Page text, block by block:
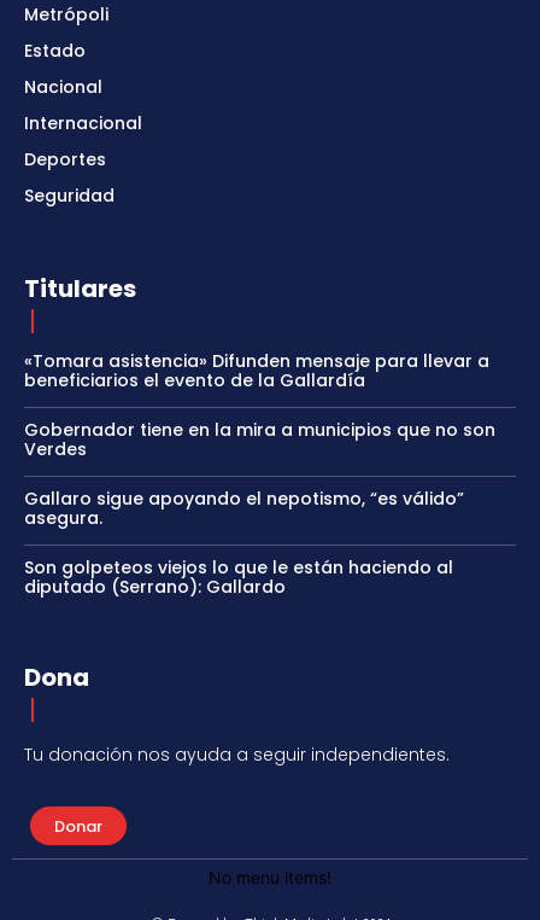
Metrópoli
Estado
Nacional
Internacional
Deportes
Seguridad
Titulares
«Tomara asistencia» Difunden mensaje para llevar a
beneficiarios el evento de la Gallardía
Gobernador tiene en la mira a municipios que no son
Verdes
Gallaro sigue apoyando el nepotismo, “es válido”
asegura.
Son golpeteos viejos lo que le están haciendo al
diputado (Serrano): Gallardo
Dona
Tu donación nos ayuda a seguir independientes.
Donar
No menu items!